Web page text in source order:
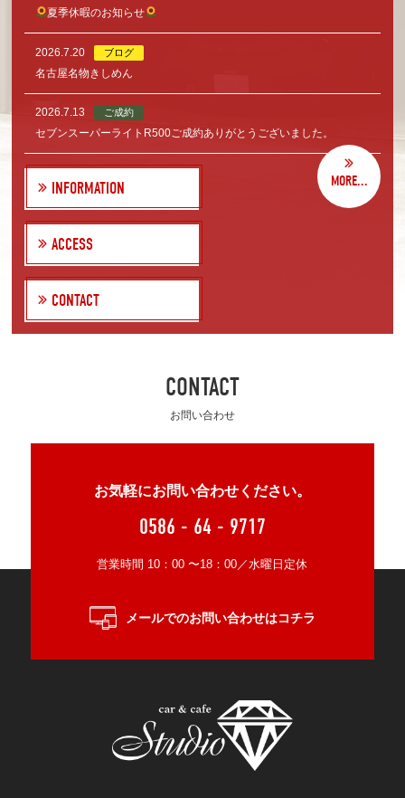
夏季休暇のお知らせ
2026.7.20 ブログ
名古屋名物きしめん
2026.7.13 ご成約
セブンスーパーライトR500ご成約ありがとうございました。
MORE...
INFORMATION
ACCESS
CONTACT
CONTACT
お問い合わせ
お気軽にお問い合わせください。
0586 - 64 - 9717
営業時間 10：00 〜18：00／水曜日定休
メールでのお問い合わせはコチラ